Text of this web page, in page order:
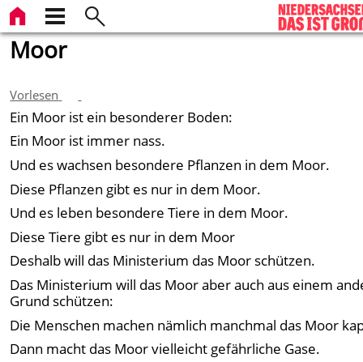
Moor
Vorlesen
Ein Moor ist ein besonderer Boden:
Ein Moor ist immer nass.
Und es wachsen besondere Pflanzen in dem Moor.
Diese Pflanzen gibt es nur in dem Moor.
Und es leben besondere Tiere in dem Moor.
Diese Tiere gibt es nur in dem Moor
Deshalb will das Ministerium das Moor schützen.
Das Ministerium will das Moor aber auch aus einem
Grund schützen:
Die Menschen machen nämlich manchmal das Moor
Dann macht das Moor vielleicht gefährliche Gase.